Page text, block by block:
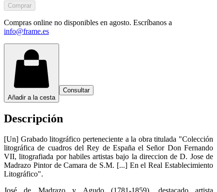
Comprar
Compras online no disponibles en agosto. Escríbanos a
info@frame.es
Añadir a la cesta
Consultar
Descripción
[Un] Grabado litográfico perteneciente a la obra titulada "Colección
litográfica de cuadros del Rey de España el Señor Don Fernando
VII, litografiada por habiles artistas bajo la direccion de D. Jose de
Madrazo Pintor de Camara de S.M. [...] En el Real Establecimiento
Litográfico".
José de Madrazo y Agudo (1781-1859), destacado artista